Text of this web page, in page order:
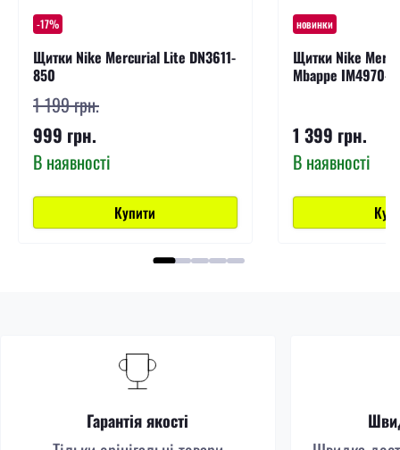
-17%
Щитки Nike Mercurial Lite DN3611-
850
1 199 грн.
999 грн.
В наявності
Купити
новинки
Щитки Nike
Mbappe IM4970-
1 399 грн.
В наявності
Гарантія якості